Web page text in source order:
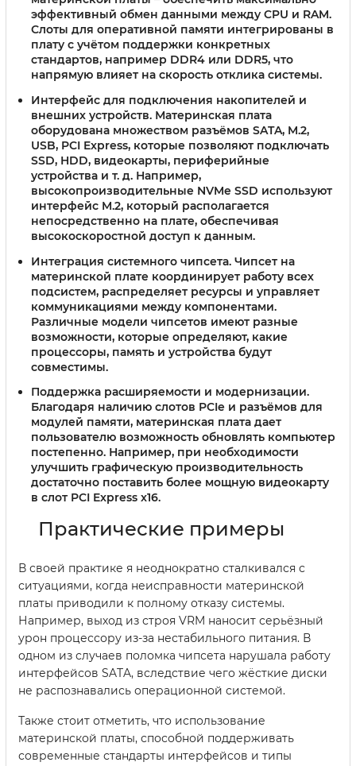
эффективный обмен данными между CPU и RAM.
Слоты для оперативной памяти интегрированы в
плату с учётом поддержки конкретных
стандартов, например DDR4 или DDR5, что
напрямую влияет на скорость отклика системы.
Интерфейс для подключения накопителей и
внешних устройств. Материнская плата
оборудована множеством разъёмов SATA, M.2,
USB, PCI Express, которые позволяют подключать
SSD, HDD, видеокарты, периферийные
устройства и т. д. Например,
высокопроизводительные NVMe SSD используют
интерфейс M.2, который располагается
непосредственно на плате, обеспечивая
высокоскоростной доступ к данным.
Интеграция системного чипсета. Чипсет на
материнской плате координирует работу всех
подсистем, распределяет ресурсы и управляет
коммуникациями между компонентами.
Различные модели чипсетов имеют разные
возможности, которые определяют, какие
процессоры, память и устройства будут
совместимы.
Поддержка расширяемости и модернизации.
Благодаря наличию слотов PCIe и разъёмов для
модулей памяти, материнская плата дает
пользователю возможность обновлять компьютер
постепенно. Например, при необходимости
улучшить графическую производительность
достаточно поставить более мощную видеокарту
в слот PCI Express x16.
Практические примеры
В своей практике я неоднократно сталкивался с
ситуациями, когда неисправности материнской
платы приводили к полному отказу системы.
Например, выход из строя VRM наносит серьёзный
урон процессору из-за нестабильного питания. В
одном из случаев поломка чипсета нарушала работу
интерфейсов SATA, вследствие чего жёсткие диски
не распознавались операционной системой.
Также стоит отметить, что использование
материнской платы, способной поддерживать
современные стандарты интерфейсов и типы